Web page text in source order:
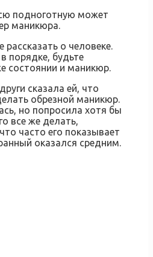
подноготную может
маникюра.
рассказать о человеке.
порядке, будьте
состоянии и маникюр.
сказала ей, что
обрезной маникюр.
но попросила хотя бы
все же делать,
часто его показывает
оказался средним.